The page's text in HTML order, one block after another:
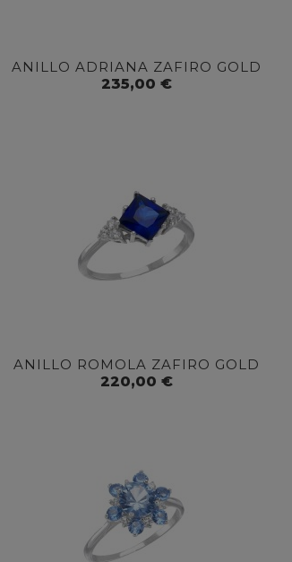
ANILLO ADRIANA ZAFIRO GOLD
235,00 €
ANILLO ROMOLA ZAFIRO GOLD
220,00 €